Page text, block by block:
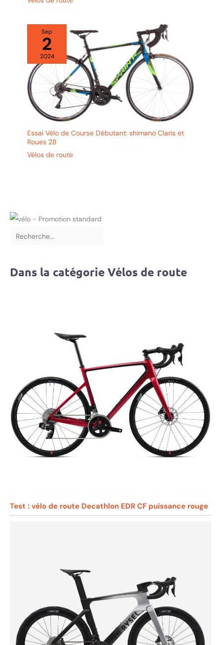
Sep
2
2024
Essai Vélo de Course Débutant: shimano Claris et
Roues 28
Vélos de route
Dans la catégorie Vélos de route
Test : vélo de route Decathlon EDR CF puissance rouge